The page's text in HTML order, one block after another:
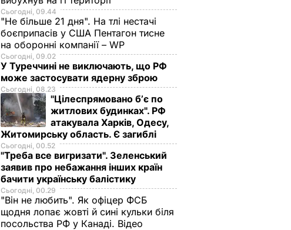
Сьогодні, 09.44
"Не більше 21 дня". На тлі нестачі
боєприпасів у США Пентагон тисне
на оборонні компанії – WP
Сьогодні, 09.02
У Туреччині не виключають, що РФ
може застосувати ядерну зброю
Сьогодні, 08.23
"Цілеспрямовано бʼє по
житлових будинках". РФ
атакувала Харків, Одесу,
Житомирську область. Є загиблі
Сьогодні, 00.52
"Треба все вигризати". Зеленський
заявив про небажання інших країн
бачити українську балістику
Сьогодні, 00.29
"Він не любить". Як офіцер ФСБ
щодня лопає жовті й сині кульки біля
посольства РФ у Канаді. Відео